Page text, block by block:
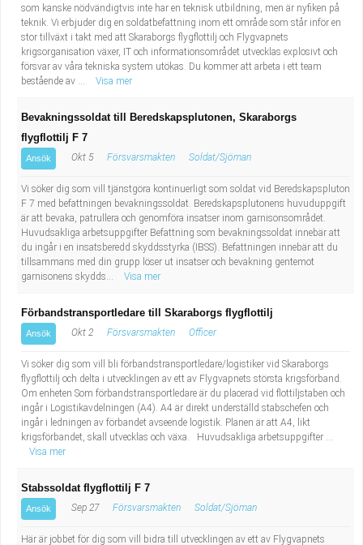
som kanske nödvändigtvis inte har en teknisk utbildning, men är nyfiken på
teknik. Vi erbjuder dig en soldatbefattning inom ett område som står inför en
stor tillväxt i takt med att Skaraborgs flygflottilj och Flygvapnets
krigsorganisation växer, IT och informationsområdet utvecklas explosivt och
försvar av våra tekniska system utökas. Du kommer att arbeta i ett team
bestående av ...
Visa mer
Bevakningssoldat till Beredskapsplutonen, Skaraborgs
flygflottilj F 7
Ansök Okt 5 Försvarsmakten Soldat/Sjöman
Vi söker dig som vill tjänstgöra kontinuerligt som soldat vid Beredskapspluton
F 7 med befattningen bevakningssoldat. Beredskapsplutonens huvuduppgift
är att bevaka, patrullera och genomföra insatser inom garnisonsområdet.
Huvudsakliga arbetsuppgifter Befattning som bevakningssoldat innebär att
du ingår i en insatsberedd skyddsstyrka (IBSS). Befattningen innebär att du
tillsammans med din grupp löser ut insatser och bevakning gentemot
garnisonens skydds...
Visa mer
Förbandstransportledare till Skaraborgs flygflottilj
Ansök Okt 2 Försvarsmakten Officer
Vi söker dig som vill bli förbandstransportledare/logistiker vid Skaraborgs
flygflottilj och delta i utvecklingen av ett av Flygvapnets största krigsförband.
Om enheten Som förbandstransportledare är du placerad vid flottiljstaben och
ingår i Logistikavdelningen (A4). A4 är direkt underställd stabschefen och
ingår i ledningen av förbandet avseende logistik. Planen är att A4, likt
krigsförbandet, skall utvecklas och växa. Huvudsakliga arbetsuppgifter ...
Visa mer
Stabssoldat flygflottilj F 7
Ansök Sep 27 Försvarsmakten Soldat/Sjöman
Här är jobbet för dig som vill bidra till utvecklingen av ett av Flygvapnets